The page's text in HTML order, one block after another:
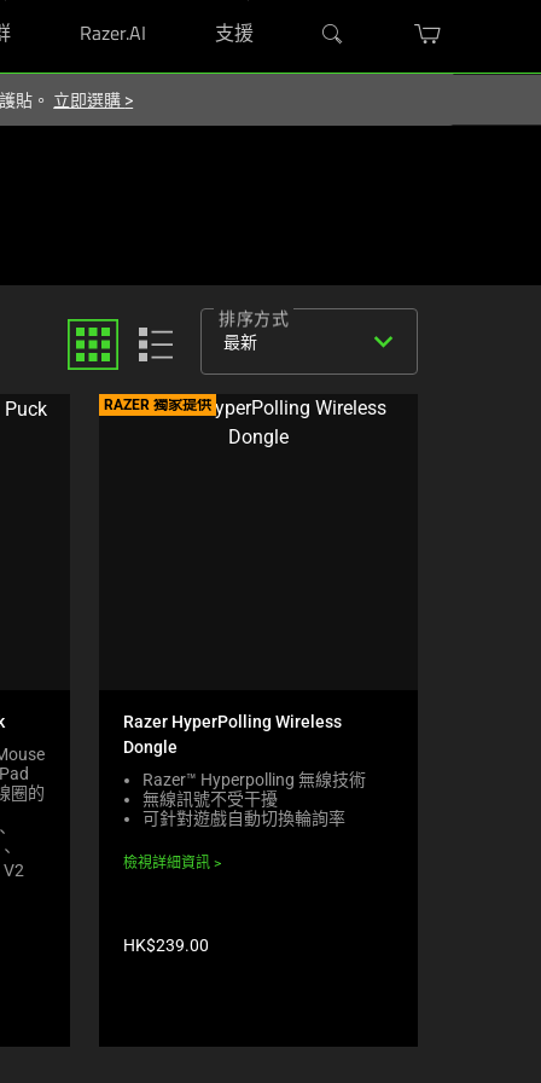
Razer.AI 支援
貼。 立即選購 >
排序方式
expand_more
最新
圈的
RAZER 獨家提供
Razer HyperPolling Wireless
Dongle
Razer™ Hyperpolling 無線技術
無線訊號不受干擾
可針對遊戲自動切換輪詢率
檢視詳細資訊
產
HK$239.00